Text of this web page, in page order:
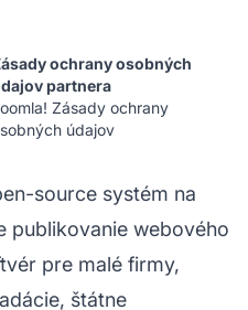
ochrany osobných
partnera
Zásady ochrany
údajov
source systém na
publikovanie webového
pre malé firmy,
štátne